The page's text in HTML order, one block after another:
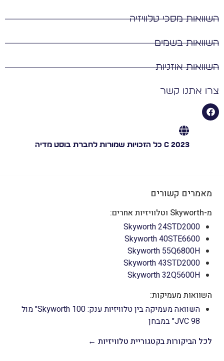
השוואות מסכי טלוויזיה
השוואות בשמים
השוואות אוזניות
צרו אתנו קשר
C 2023 כל הזכויות שמורות לחברת בוסט מדיה
מאמרים קשורים
מ-Skyworth וטלוויזיות אחרים:
Skyworth 24STD2000
Skyworth 40STE6600
Skyworth 55Q6800H
Skyworth 43STD2000
Skyworth 32Q5600H
השוואות מעמיקות:
השוואה מעמיקה בין טלוויזיות ענק: Skyworth 100" מול
JVC 98" במבחן
לכל הביקורות בקטגוריית טלוויזיות ←